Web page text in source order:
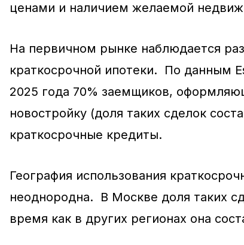
ценами и наличием желаемой
На первичном рынке наблюдается
краткосрочной ипотеки. По данным
2025 года 70% заемщиков,
новостройку (доля таких сделок
краткосрочные кредиты.
География использования
неоднородна. В Москве доля таких
время как в других регионах она